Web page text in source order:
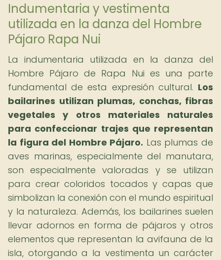
Indumentaria y vestimenta
utilizada en la danza del Hombre
Pájaro Rapa Nui
La indumentaria utilizada en la danza del
Hombre Pájaro de Rapa Nui es una parte
fundamental de esta expresión cultural. Los
bailarines utilizan plumas, conchas, fibras
vegetales y otros materiales naturales
para confeccionar trajes que representan
la figura del Hombre Pájaro. Las plumas de
aves marinas, especialmente del manutara,
son especialmente valoradas y se utilizan
para crear coloridos tocados y capas que
simbolizan la conexión con el mundo espiritual
y la naturaleza. Además, los bailarines suelen
llevar adornos en forma de pájaros y otros
elementos que representan la avifauna de la
isla, otorgando a la vestimenta un carácter